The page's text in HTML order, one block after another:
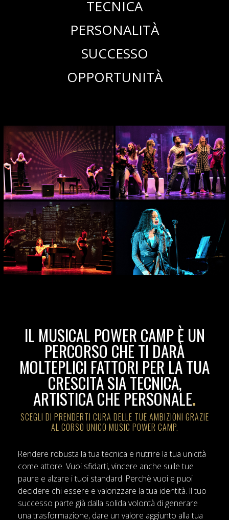
TECNICA
PERSONALITÀ
SUCCESSO
OPPORTUNITÀ
IL MUSICAL POWER CAMP È UN
PERCORSO CHE TI DARÀ
MOLTEPLICI FATTORI PER LA TUA
CRESCITA SIA TECNICA,
ARTISTICA CHE PERSONALE.
SCEGLI DI PRENDERTI CURA DELLE TUE AMBIZIONI GRAZIE
AL CORSO UNICO MUSIC POWER CAMP.
Rendere robusta la tua tecnica e nutrire la tua unicità
come attore. Vuoi sfidarti, vincere anche sulle tue
paure e alzare i tuoi standard. Perchè vuoi e puoi
decidere chi essere e valorizzare la tua identità. Il tuo
successo parte già dalla solida volontà di generare
una trasformazione, dare un valore aggiunto alla tua